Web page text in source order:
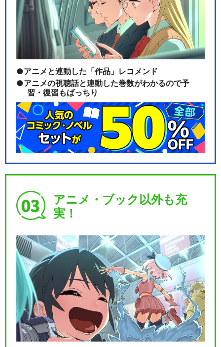
アニメと連動した「作品」レコメンド
アニメの視聴話と連動した巻数がわかるので予
習・復習もばっちり
アニメ・ブック以外も充
実！